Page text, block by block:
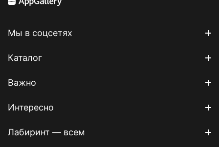
Мы в соцсетях
Каталог
Важно
Интересно
Лабиринт — всем